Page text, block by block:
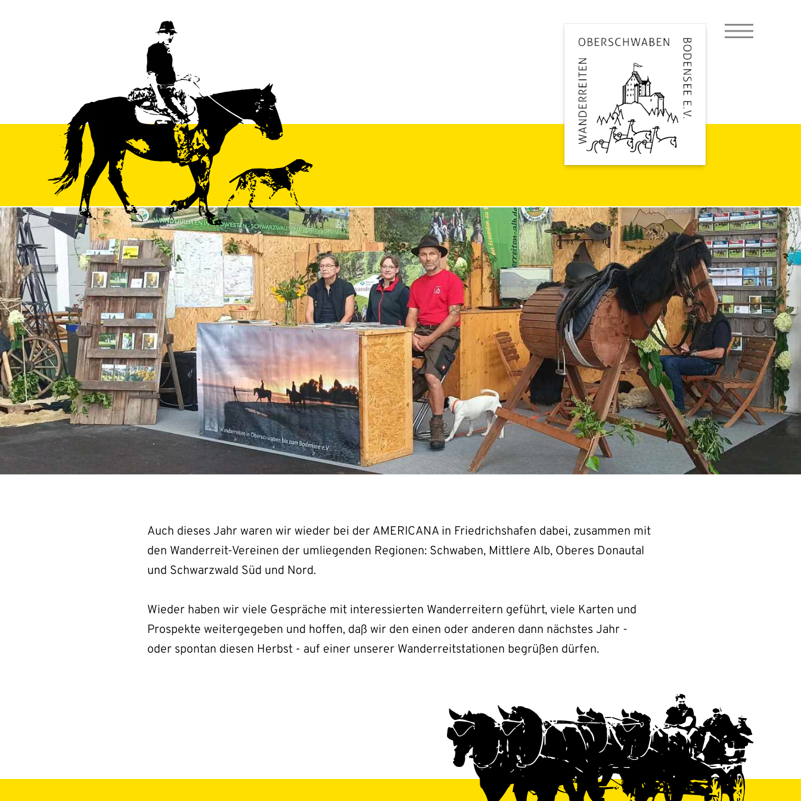
Auch dieses Jahr waren wir wieder bei der AMERICANA in Friedrichshafen dabei, zusammen mit
den Wanderreit-Vereinen der umliegenden Regionen: Schwaben, Mittlere Alb, Oberes Donautal
und Schwarzwald Süd und Nord.
Wieder haben wir viele Gespräche mit interessierten Wanderreitern geführt, viele Karten und
Prospekte weitergegeben und hoffen, daß wir den einen oder anderen dann nächstes Jahr -
oder spontan diesen Herbst - auf einer unserer Wanderreitstationen begrüßen dürfen.